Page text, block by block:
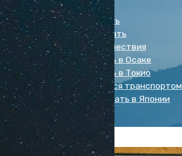
Цены на еду
Что попробовать
Когда лучше ехать
Маршрут путешествия
Что посмотреть в Осаке
Что посмотреть в Токио
Как пользоваться транспортом
Что нужно сделать в Японии